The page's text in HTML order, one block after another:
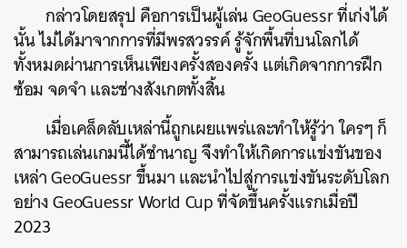
กล่าวโดยสรุป คือการเป็นผู้เล่น GeoGuessr ที่เก่งได้
นั้น ไม่ได้มาจากการที่มีพรสวรรค์ รู้จักพื้นที่บนโลกได้
ทั้งหมดผ่านการเห็นเพียงครั้งสองครั้ง แต่เกิดจากการฝึก
ซ้อม จดจำ และช่างสังเกตทั้งสิ้น
เมื่อเคล็ดลับเหล่านี้ถูกเผยแพร่และทำให้รู้ว่า ใครๆ ก็
สามารถเล่นเกมนี้ได้ชำนาญ จึงทำให้เกิดการแข่งขันของ
เหล่า GeoGuessr ขึ้นมา และนำไปสู่การแข่งขันระดับโลก
อย่าง GeoGuessr World Cup ที่จัดขึ้นครั้งแรกเมื่อปี
2023